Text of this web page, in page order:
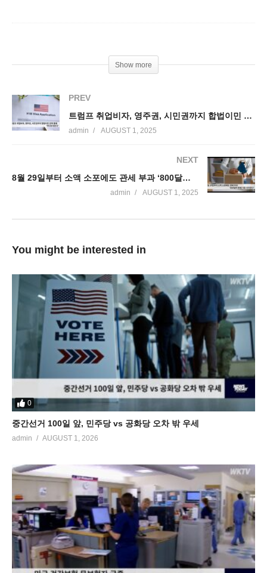
Show more
PREV
트럼프 취업비자, 영주권, 시민권까지 합법이민 강력 통제 ‘까다로워진다’
admin AUGUST 1, 2025
NEXT
8월 29일부터 소액 소포에도 관세 부과 ‘800달러 면세 기준 사라진다’
admin AUGUST 1, 2025
You might be interested in
0
중간선거 100일 앞, 민주당 vs 공화당 오차 밖 우세
admin AUGUST 1, 2026